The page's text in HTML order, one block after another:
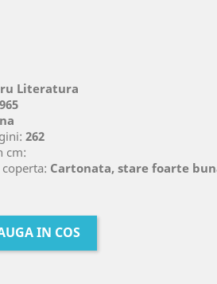
Literatura
262
cm:
Cartonata, stare foarte
IN COS